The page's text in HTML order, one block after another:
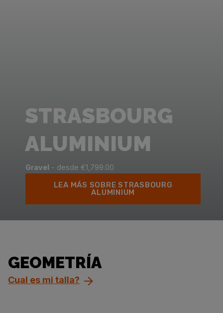
STRASBOURG
ALUMINIUM
Gravel - desde €1,799.00
LEA MÁS SOBRE STRASBOURG
ALUMINIUM
GEOMETRÍA
Cual es mi talla?